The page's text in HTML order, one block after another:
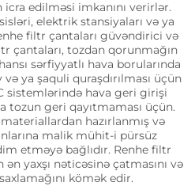
edilməsi imkanını verirlər.
elektrik stansiyaları və ya
filtr çantaları güvəndirici və
çantaları, tozdan qorunmağın
sərfiyyatlı hava borularında
ya şaquli quraşdırılması üçün
sistemlərində hava geri girişi
geri qayıtmaması üçün.
hazırlanmış və
malik mühit-i pürsüz
etməyə bağlıdır. Renhe filtr
yaxşı nəticəsinə çatmasını və
kömək edir.